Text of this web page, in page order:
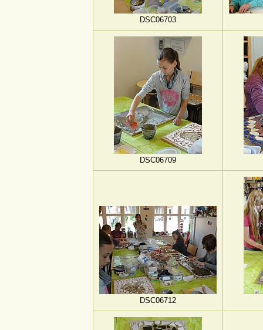
DSC06703
DSC06709
DSC06712